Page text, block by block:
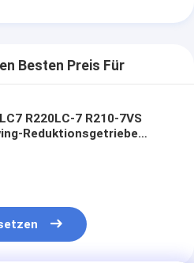
Besten Preis Für
R220LC-7 R210-7VS
Reduktionsgetriebe